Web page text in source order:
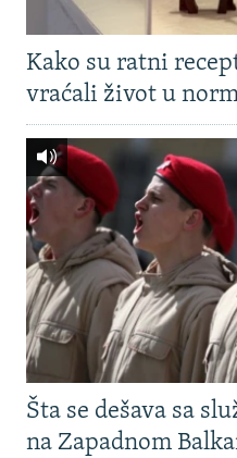
Kako su ratni
vraćali život u
Šta se dešava sa
na Zapadnom